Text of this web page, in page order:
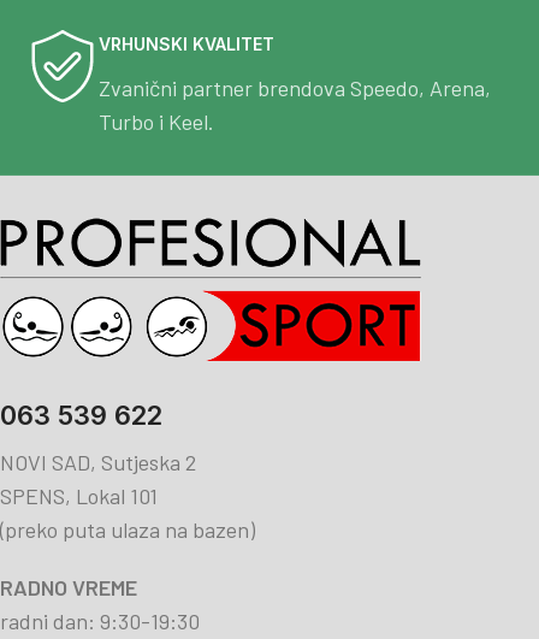
VRHUNSKI KVALITET
Zvanični partner brendova Speedo, Arena,
Turbo i Keel.
063 539 622
NOVI SAD, Sutjeska 2
SPENS, Lokal 101
(preko puta ulaza na bazen)
RADNO VREME
radni dan: 9:30-19:30